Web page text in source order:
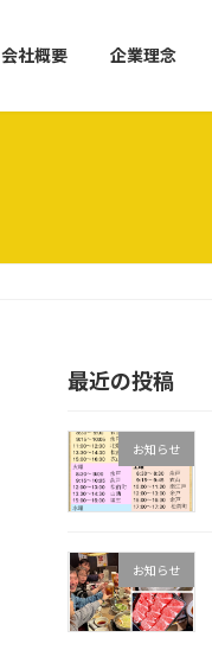
会社概要 企業理念
最近の投稿
お知らせ
お知らせ